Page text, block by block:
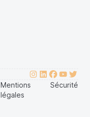
Mentions
légales
Sécurité